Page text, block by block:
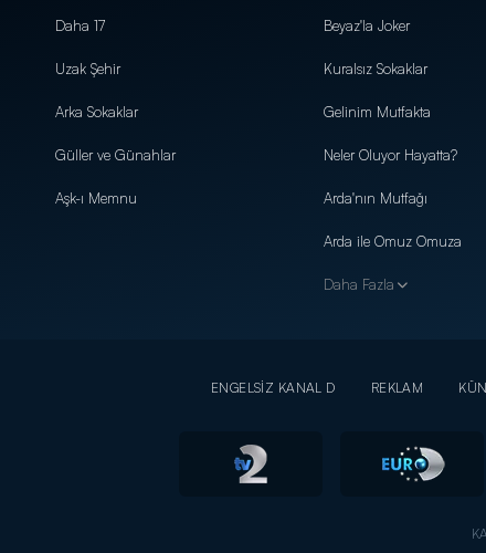
Daha 17
Uzak Şehir
Arka Sokaklar
Güller ve Günahlar
Aşk-ı Memnu
Beyaz'la Joker
Kuralsız Sokaklar
Gelinim Mutfakta
Neler Oluyor Hayatta?
Arda'nın Mutfağı
Arda ile Omuz Omuza
Daha Fazla
ENGELSİZ KANAL D REKLAM